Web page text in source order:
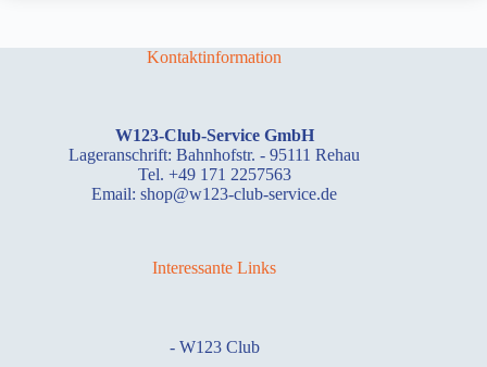
Kontaktinformation
W123-Club-Service GmbH
Lageranschrift: Bahnhofstr. - 95111 Rehau
Tel. +49 171 2257563
Email: shop@w123-club-service.de
Interessante Links
- W123 Club